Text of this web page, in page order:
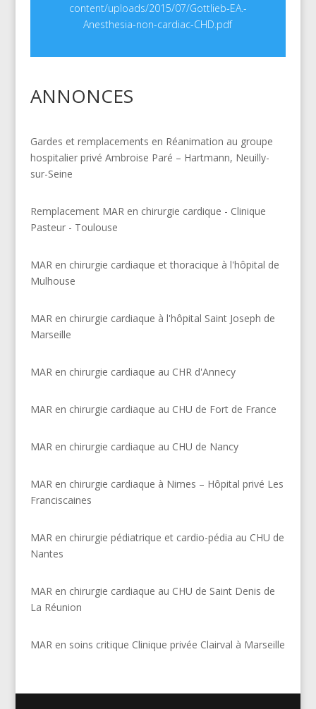
content/uploads/2015/07/Gottlieb-EA.-
Anesthesia-non-cardiac-CHD.pdf
ANNONCES
Gardes et remplacements en Réanimation au groupe
hospitalier privé Ambroise Paré – Hartmann, Neuilly-
sur-Seine
Remplacement MAR en chirurgie cardique - Clinique
Pasteur - Toulouse
MAR en chirurgie cardiaque et thoracique à l'hôpital de
Mulhouse
MAR en chirurgie cardiaque à l'hôpital Saint Joseph de
Marseille
MAR en chirurgie cardiaque au CHR d'Annecy
MAR en chirurgie cardiaque au CHU de Fort de France
MAR en chirurgie cardiaque au CHU de Nancy
MAR en chirurgie cardiaque à Nimes – Hôpital privé Les
Franciscaines
MAR en chirurgie pédiatrique et cardio-pédia au CHU de
Nantes
MAR en chirurgie cardiaque au CHU de Saint Denis de
La Réunion
MAR en soins critique Clinique privée Clairval à Marseille